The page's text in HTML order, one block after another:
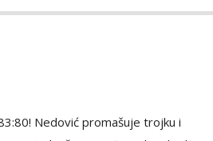
Nedović promašuje trojku i